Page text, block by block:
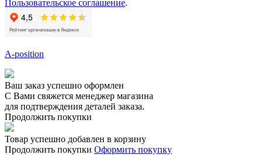
Пользовательское соглашение.
A-position
Ваш заказ успешно оформлен
С Вами свяжется менеджер магазина
для подтверждения деталей заказа.
Продолжить покупки
Товар успешно добавлен в корзину
Продолжить покупки Оформить покупку